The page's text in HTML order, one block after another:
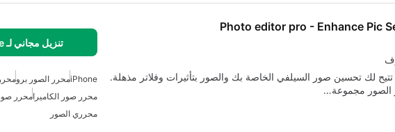
Photo editor pro - Enhance Pic
تنزيل مجاني لـ iPhone
لك تحسين صور السيلفي الخاصة بك والصور بتأثيرات وفلاتر مذهلة.
الصور مجموعة…
iPhoneمحرر الصور برو
محرر صور الكاميرامحرر
محرري الصور